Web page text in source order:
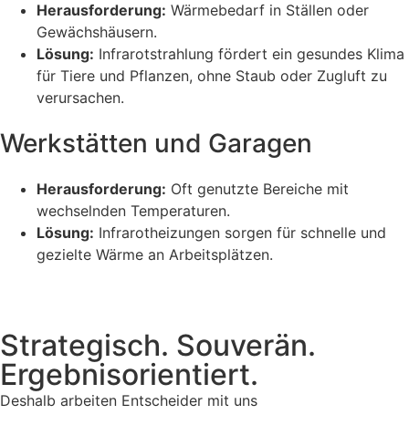
Herausforderung: Wärmebedarf in Ställen oder
Gewächshäusern.
Lösung: Infrarotstrahlung fördert ein gesundes Klima
für Tiere und Pflanzen, ohne Staub oder Zugluft zu
verursachen.
Werkstätten und Garagen​
Herausforderung: Oft genutzte Bereiche mit
wechselnden Temperaturen.
Lösung: Infrarotheizungen sorgen für schnelle und
gezielte Wärme an Arbeitsplätzen.
Strategisch. Souverän.
Ergebnisorientiert.
Deshalb arbeiten Entscheider mit uns